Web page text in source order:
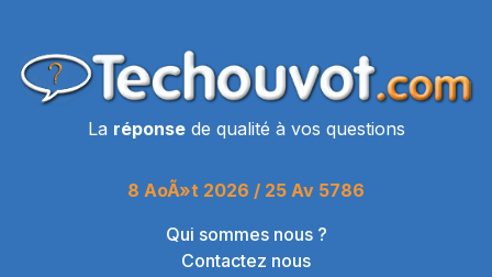
La réponsede qualité à vos questions
8 AoÃ»t 2026 / 25 Av 5786
Qui sommes nous ?
Contactez nous